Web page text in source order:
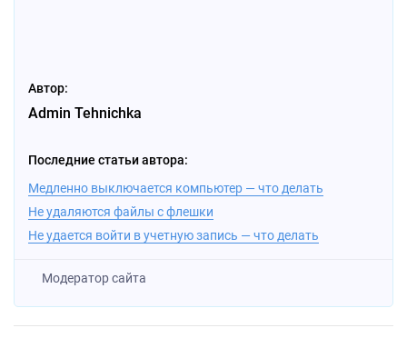
Автор:
Admin Tehnichka
Последние статьи автора:
Медленно выключается компьютер — что делать
Не удаляются файлы с флешки
Не удается войти в учетную запись — что делать
Модератор сайта